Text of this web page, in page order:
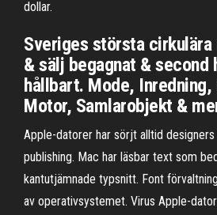
dollar.
Sveriges största cirkulära
& sälj begagnat & second
hållbart. Mode,
Motor, Samlarobjekt &
Apple-datorer har sörjt alltid
publishing. Mac har läsbar text som
kantutjämnade typsnitt. Font
av operativsystemet. Virus Apple-